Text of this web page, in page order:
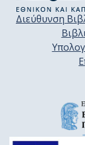
Διεύθυνση